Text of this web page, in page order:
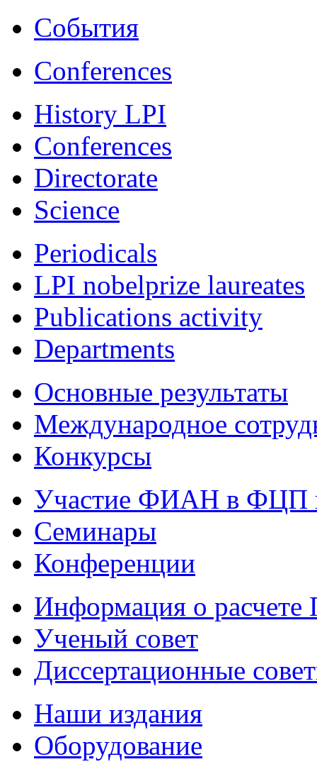
События
Conferences
History LPI
Conferences
Directorate
Science
Periodicals
LPI nobelprize laureates
Publications activity
Departments
Основные результаты
Международное
Конкурсы
Участие ФИАН в ФЦП
Семинары
Конференции
Информация о
Ученый совет
Диссертационные
Наши издания
Оборудование